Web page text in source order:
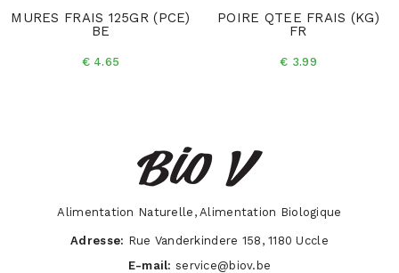
MURES FRAIS 125GR (PCE)
BE
€ 4.65
POIRE QTEE FRAIS (KG)
FR
€ 3.99
Alimentation Naturelle, Alimentation Biologique
Adresse: Rue Vanderkindere 158, 1180 Uccle
E-mail: service@biov.be